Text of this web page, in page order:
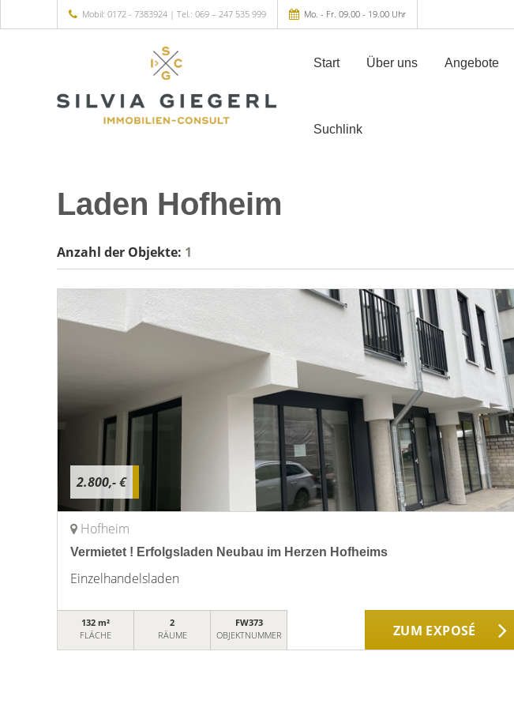
Mobil: 0172 - 7383924 | Tel.: 069 – 247 535 999 Mo. - Fr. 09.00 - 19.00 Uhr
Start Über uns Angebote
Suchlink
Laden Hofheim
Anzahl der Objekte: 1
2.800,- €
Hofheim
Vermietet ! Erfolgsladen Neubau im Herzen Hofheims
Einzelhandelsladen
132 m²
FLÄCHE
2
RÄUME
FW373
OBJEKTNUMMER
ZUM EXPOSÉ